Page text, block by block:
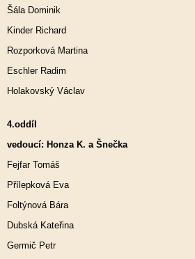
Šála Dominik
Kinder Richard
Rozporková Martina
Eschler Radim
Holakovský Václav
4.oddíl
vedoucí: Honza K. a Šnečka
Fejfar Tomáš
Přílepková Eva
Foltýnová Bára
Dubská Kateřina
Germič Petr